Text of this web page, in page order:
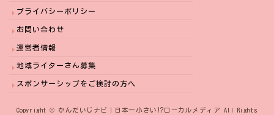
プライバシーポリシー
お問い合わせ
運営者情報
地域ライターさん募集
スポンサーシップをご検討の方へ
Copyright © かんだいじナビ｜日本一小さい⁉︎ローカルメディア All Rights